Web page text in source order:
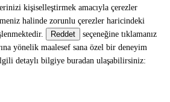
kişiselleştirmek amacıyla çerezler
halinde zorunlu çerezler haricindeki
Reddet
seçeneğine tıklamanız
yönelik maalesef sana özel bir deneyim
detaylı bilgiye buradan ulaşabilirsiniz: